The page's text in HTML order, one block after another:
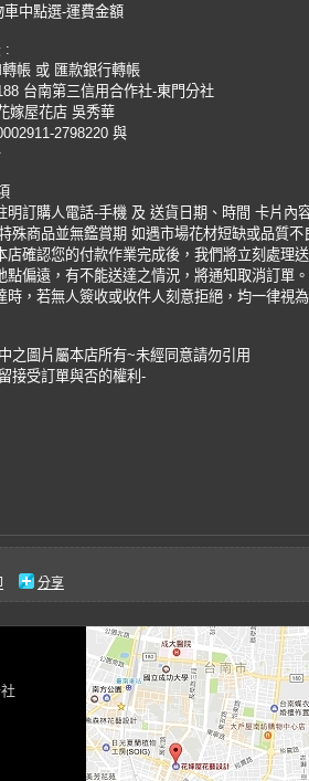
車中點選-運費金額
:
帳 或 匯款銀行轉帳
台南第三信用合作社-東門分社
嫁屋花店 吳秀華
2798220 與
明訂購人電話-手機 及 送貨日期、時間 卡片內
殊商品並無鑑賞期 如遇市場花材短缺或品質不
店確認您的付款作業完成後，我們將立刻處理送
點偏遠，有不能送達之情況，將通知取消訂單。
時，若無人簽收或收件人刻意拒絕，均一律視
之圖片屬本店所有~未經同意請勿引用
接受訂單與否的權利-
分享